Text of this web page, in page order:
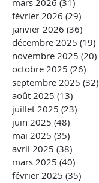
mars 2026 (31)
février 2026 (29)
janvier 2026 (36)
décembre 2025 (19)
novembre 2025 (20)
octobre 2025 (26)
septembre 2025 (32)
août 2025 (13)
juillet 2025 (23)
juin 2025 (48)
mai 2025 (35)
avril 2025 (38)
mars 2025 (40)
février 2025 (35)